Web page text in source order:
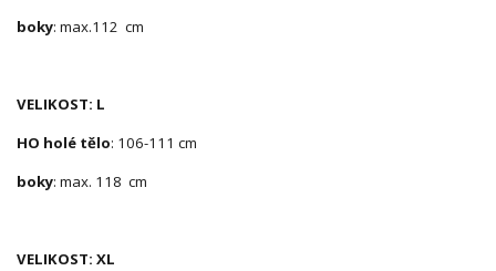
boky: max.112 cm
VELIKOST: L
HO holé tělo: 106-111 cm
boky: max. 118 cm
VELIKOST: XL